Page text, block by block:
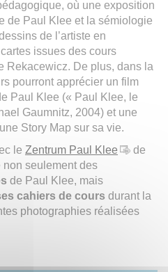
où une exposition
de Paul Klee et la sémiologie
de l’artiste en
issues des cours
Rekacewicz. De plus, dans la
pourront apprécier un film
Paul Klee (« Paul Klee, le
Gaumnitz, 2004) et une
Story Map sur sa vie.
le Zentrum Paul Klee
de
non seulement des
de Paul Klee, mais
cahiers de cours durant la
photographies réalisées